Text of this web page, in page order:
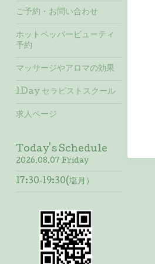
ご予約・お問い合わせ
ホットペッパービューティ
予約
マッサージやアロマの効果
1Day セラピストスクール
求人ページ
Today's Schedule
2026.08.07 Friday
17:30‐19:30(塩月）